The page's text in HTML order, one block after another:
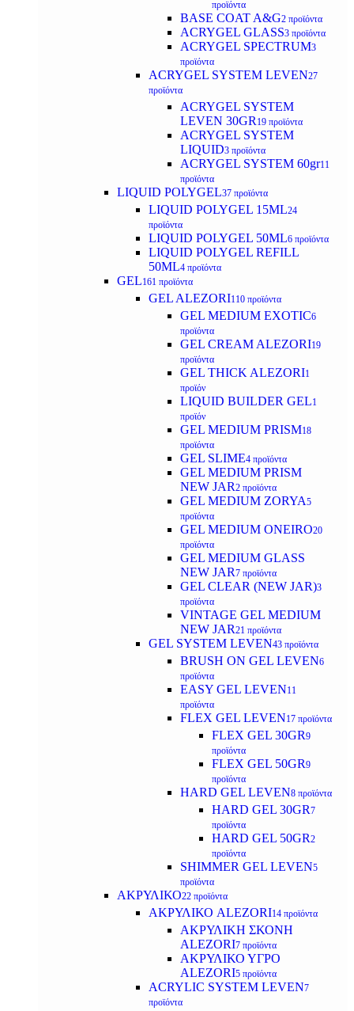
προϊόντα
BASE COAT A&G2 προϊόντα
ACRYGEL GLASS3 προϊόντα
ACRYGEL SPECTRUM3
προϊόντα
ACRYGEL SYSTEM LEVEN27
προϊόντα
ACRYGEL SYSTEM
LEVEN 30GR 19 προϊόντα
ACRYGEL SYSTEM
LIQUID3 προϊόντα
ACRYGEL SYSTEM 60gr11
προϊόντα
LIQUID POLYGEL37 προϊόντα
LIQUID POLYGEL 15ML24
προϊόντα
LIQUID POLYGEL 50ML6 προϊόντα
LIQUID POLYGEL REFILL
50ML4 προϊόντα
GEL161 προϊόντα
GEL ALEZORI110 προϊόντα
GEL MEDIUM EXOTIC6
προϊόντα
GEL CREAM ALEZORI19
προϊόντα
GEL THICK ALEZORI1
προϊόν
LIQUID BUILDER GEL1
προϊόν
GEL MEDIUM PRISM18
προϊόντα
GEL SLIME4 προϊόντα
GEL MEDIUM PRISM
NEW JAR2 προϊόντα
GEL MEDIUM ZORYA5
προϊόντα
GEL MEDIUM ONEIRO20
προϊόντα
GEL MEDIUM GLASS
NEW JAR7 προϊόντα
GEL CLEAR (NEW JAR)3
προϊόντα
VINTAGE GEL MEDIUM
NEW JAR21 προϊόντα
GEL SYSTEM LEVEN43 προϊόντα
BRUSH ON GEL LEVEN6
προϊόντα
EASY GEL LEVEN11
προϊόντα
FLEX GEL LEVEN17 προϊόντα
FLEX GEL 30GR9
προϊόντα
FLEX GEL 50GR9
προϊόντα
HARD GEL LEVEN8 προϊόντα
HARD GEL 30GR7
προϊόντα
HARD GEL 50GR2
προϊόντα
SHIMMER GEL LEVEN5
προϊόντα
ΑΚΡΥΛΙΚΟ22 προϊόντα
ΑΚΡΥΛΙΚΟ ALEZORI14 προϊόντα
ΑΚΡΥΛΙΚΗ ΣΚΟΝΗ
ALEZORI7 προϊόντα
ΑΚΡΥΛΙΚΟ ΥΓΡΟ
ALEZORI5 προϊόντα
ACRYLIC SYSTEM LEVEN7
προϊόντα